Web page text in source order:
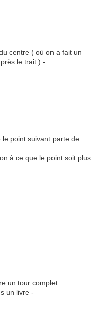
centre ( où on a fait un
le trait ) -
point suivant parte de
à ce que le point soit plus
un tour complet
un livre -